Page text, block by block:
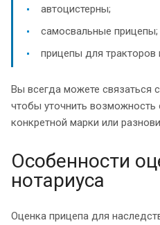
автоцистерны;
самосвальные прицепы;
прицепы для тракторов
Вы всегда можете связаться
чтобы уточнить
конкретной марки или
Особенности
нотариуса
Оценка прицепа для